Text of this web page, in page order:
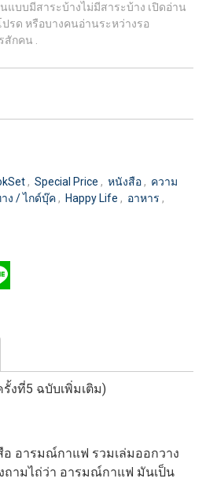
แบบมีสาระบ้างไม่มีสาระบ้าง เปิดอ่าน
รด หรือบางคนอ่านระหว่างรอ
กคน .
, Special Price , หนังสือ , ความ
ง / ไกด์บุ๊ค , Happy Life , อาหาร ,
งที่5 ฉบับเพิ่มเติม)
อารมณ์กาแฟ รวมเล่มออกวาง
ถามไถ่ว่า อารมณ์กาแฟ มันเป็น